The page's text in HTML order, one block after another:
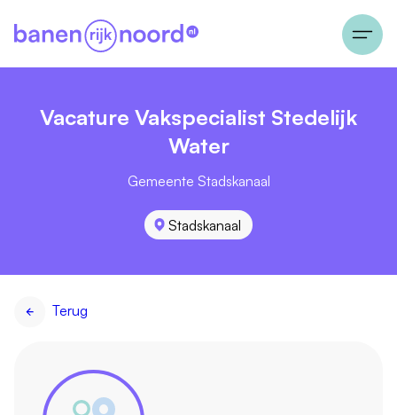
Vacature Vakspecialist Stedelijk
Water
Gemeente Stadskanaal
Stadskanaal
Terug